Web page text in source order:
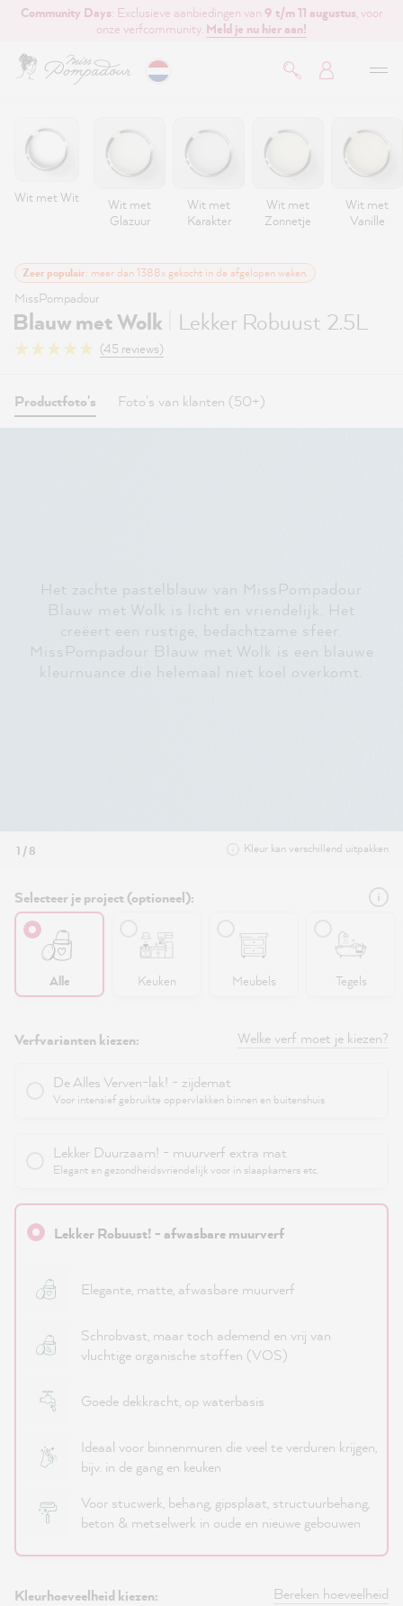
hoofdinhoud
Community Days: Exclusieve aanbiedingen van 9 t/m 11 augustus , voor
onze verfcommunity. Meld je nu hier aan!
Wit met Wit
Wit met
Glazuur
Wit met
Karakter
Wit met
Zonnetje
Wit met
Vanille
Zeer populair: meer dan 1388x gekocht in de afgelopen weken.
MissPompadour
Blauw met Wolk Lekker Robuust 2.5L
(45 reviews)
Productfoto's Foto's van klanten (50+)
Het zachte pastelblauw van MissPompadour
Blauw met Wolk is licht en vriendelijk. Het
creëert een rustige, bedachtzame sfeer.
MissPompadour Blauw met Wolk is een blauwe
kleurnuance die helemaal niet koel overkomt.
1 / 8 Kleur kan verschillend uitpakken
Selecteer je project (optioneel):
Alle Keuken Meubels Tegels
Verfvarianten kiezen: Welke verf moet je kiezen?
De Alles Verven-lak! - zijdemat
Voor intensief gebruikte oppervlakken binnen en buitenshuis
Lekker Duurzaam! - muurverf extra mat
Elegant en gezondheidsvriendelijk voor in slaapkamers etc.
Lekker Robuust! - afwasbare muurverf
Elegante, matte, afwasbare muurverf
Schrobvast, maar toch ademend en vrij van
vluchtige organische stoffen (VOS)
Goede dekkracht, op waterbasis
Ideaal voor binnenmuren die veel te verduren krijgen,
bijv. in de gang en keuken
Voor stucwerk, behang, gipsplaat, structuurbehang,
beton & metselwerk in oude en nieuwe gebouwen
Kleurhoeveelheid kiezen: Bereken hoeveelheid